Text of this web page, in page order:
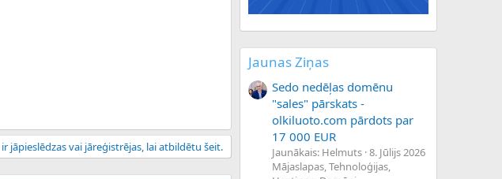
ir jāpieslēdzas vai jāreģistrējas, lai atbildētu šeit.
Jaunas Ziņas
Sedo nedēļas domēnu
"sales" pārskats -
olkiluoto.com pārdots par
17 000 EUR
Jaunākais: Helmuts 8. Jūlijs 2026
Mājaslapas, Tehnoloģijas,